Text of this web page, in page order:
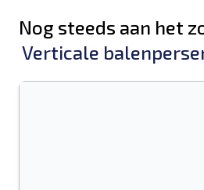
Nog steeds aan het
Verticale